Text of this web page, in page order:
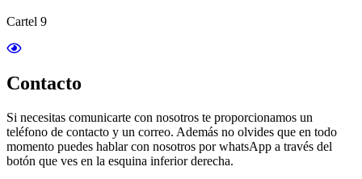
Cartel 9
Contacto
Si necesitas comunicarte con nosotros te proporcionamos un
teléfono de contacto y un correo. Además no olvides que en todo
momento puedes hablar con nosotros por whatsApp a través del
botón que ves en la esquina inferior derecha.